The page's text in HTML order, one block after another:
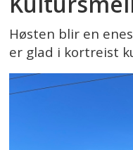
Høsten blir en
er glad i kortreist